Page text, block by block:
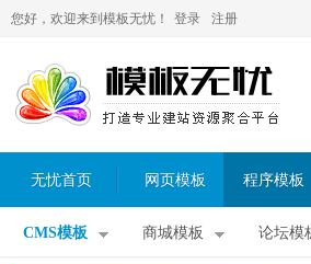
您好，欢迎来到模板无忧！ 登录 注册
无忧首页 网页模板 程序模板
CMS模板 商城模板 论坛模